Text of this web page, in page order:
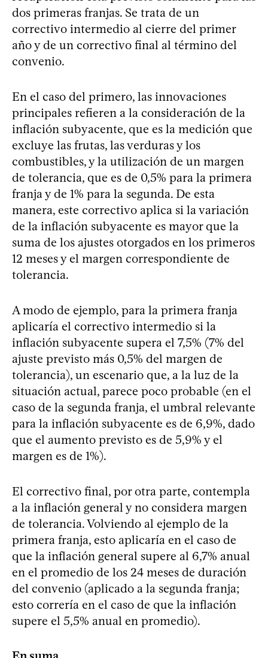
dos primeras franjas. Se trata de un
correctivo intermedio al cierre del primer
año y de un correctivo final al término del
convenio.
En el caso del primero, las innovaciones
principales refieren a la consideración de la
inflación subyacente, que es la medición que
excluye las frutas, las verduras y los
combustibles, y la utilización de un margen
de tolerancia, que es de 0,5% para la primera
franja y de 1% para la segunda. De esta
manera, este correctivo aplica si la variación
de la inflación subyacente es mayor que la
suma de los ajustes otorgados en los primeros
12 meses y el margen correspondiente de
tolerancia.
A modo de ejemplo, para la primera franja
aplicaría el correctivo intermedio si la
inflación subyacente supera el 7,5% (7% del
ajuste previsto más 0,5% del margen de
tolerancia), un escenario que, a la luz de la
situación actual, parece poco probable (en el
caso de la segunda franja, el umbral relevante
para la inflación subyacente es de 6,9%, dado
que el aumento previsto es de 5,9% y el
margen es de 1%).
El correctivo final, por otra parte, contempla
a la inflación general y no considera margen
de tolerancia. Volviendo al ejemplo de la
primera franja, esto aplicaría en el caso de
que la inflación general supere al 6,7% anual
en el promedio de los 24 meses de duración
del convenio (aplicado a la segunda franja;
esto correría en el caso de que la inflación
supere el 5,5% anual en promedio).